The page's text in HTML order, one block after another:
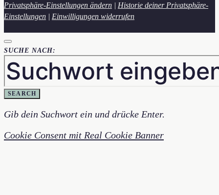
Privatsphäre-Einstellungen ändern | Historie deiner Privatsphäre-
Einstellungen | Einwilligungen widerrufen
SUCHE NACH:
SEARCH
Gib dein Suchwort ein und drücke Enter.
Cookie Consent mit Real Cookie Banner